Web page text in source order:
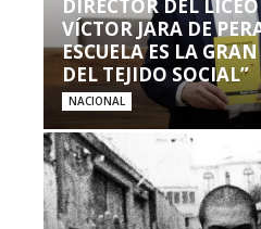
DIRECTOR DEL
VÍCTOR JARA DE
ESCUELA ES LA
DEL TEJIDO SOCIAL”
NACIONAL